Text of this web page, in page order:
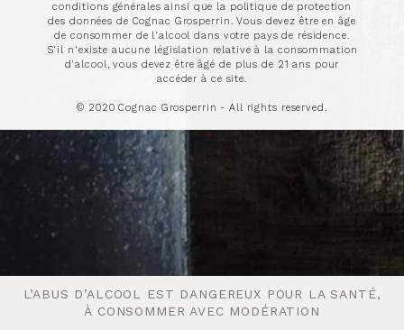
Ce Cognac millésimé provient d’une famille de notaires
L’ABUS D’ALCOOL EST DANGEREUX POUR LA SANTÉ,
À CONSOMMER AVEC MODÉRATION
conditions générales ainsi que la politique de protection
des données de Cognac Grosperrin. Vous devez être en âge
de consommer de l'alcool dans votre pays de résidence.
S'il n'existe aucune législation relative à la consommation
d'alcool, vous devez être âgé de plus de 21 ans pour
accéder à ce site.
© 2020 Cognac Grosperrin - All rights reserved.
L’ABUS D’ALCOOL EST DANGEREUX POUR LA SANTÉ,
À CONSOMMER AVEC MODÉRATION